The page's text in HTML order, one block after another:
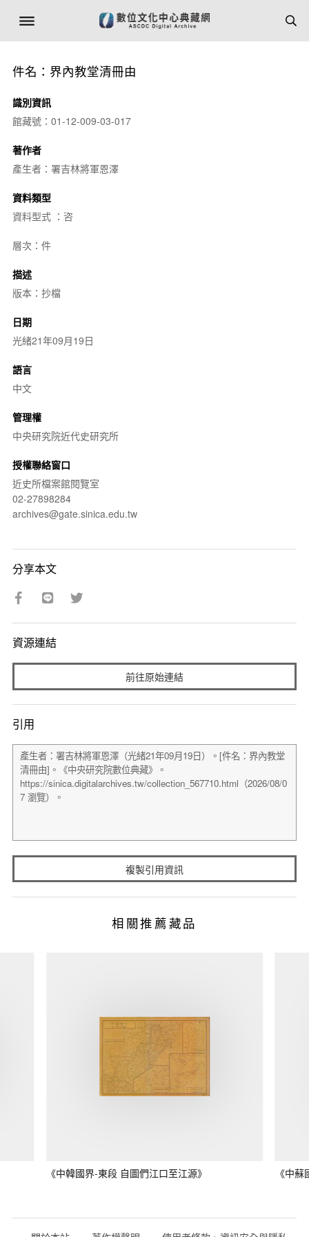
件名：界內教堂清冊由
識別資訊
館藏號：01-12-009-03-017
著作者
產生者：署吉林將軍恩澤
資料類型
資料型式 ：咨
層次：件
描述
版本：抄檔
日期
光緒21年09月19日
語言
中文
管理權
中央研究院近代史研究所
授權聯絡窗口
近史所檔案館閱覽室
02-27898284
archives@gate.sinica.edu.tw
分享本文
資源連結
前往原始連結
引用
複製引用資訊
相關推薦藏品
《中韓國界-東段 自圖們江口至江源》 《中